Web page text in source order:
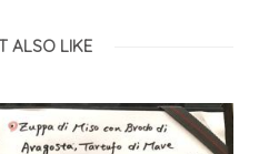
ALSO LIKE